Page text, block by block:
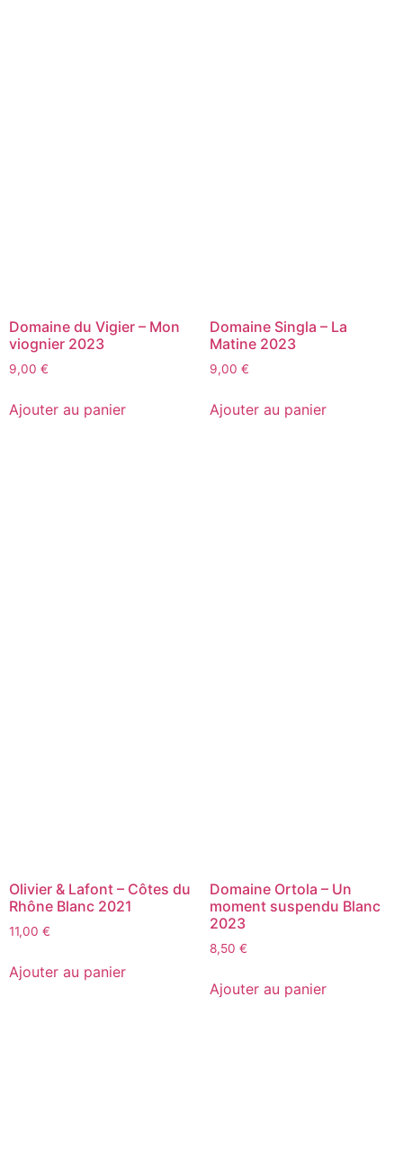
Domaine du Vigier – Mon
viognier 2023
9,00 €
Ajouter au panier
Domaine Singla – La
Matine 2023
9,00 €
Ajouter au panier
Olivier & Lafont – Côtes du
Rhône Blanc 2021
11,00 €
Ajouter au panier
Domaine Ortola – Un
moment suspendu Blanc
2023
8,50 €
Ajouter au panier